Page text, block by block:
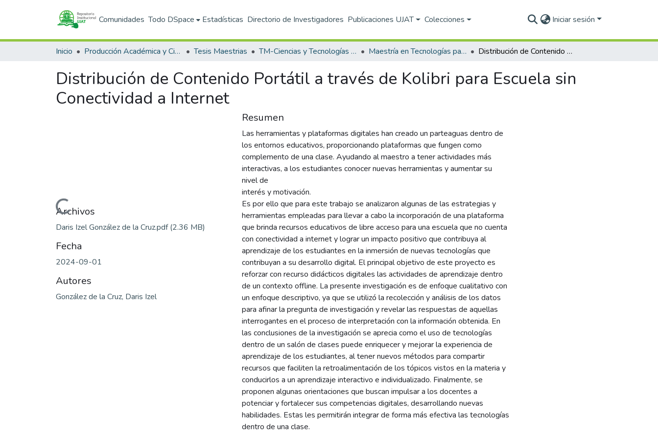
Comunidades Todo DSpace Estadísticas Directorio de Investigadores Publicaciones UJAT Colecciones Iniciar sesión
Inicio Producción Académica y Científica Tesis Maestrias TM-Ciencias y Tecnologías de la Información (DACYTI) Maestría en Tecnologías para el Aprendizaje y el Conocimiento (PNPC) Distribución de Contenido Portátil a través de Kolibri para Escuela sin Conectividad a Internet
Distribución de Contenido Portátil a través de Kolibri para Escuela sin
Conectividad a Internet
Cargando...
Archivos
Daris Izel González de la Cruz.pdf(2.36 MB)
Fecha
2024-09-01
Autores
González de la Cruz, Daris Izel
Resumen
Las herramientas y plataformas digitales han creado un parteaguas dentro de
los entornos educativos, proporcionando plataformas que fungen como
complemento de una clase. Ayudando al maestro a tener actividades más
interactivas, a los estudiantes conocer nuevas herramientas y aumentar su
nivel de
interés y motivación.
Es por ello que para este trabajo se analizaron algunas de las estrategias y
herramientas empleadas para llevar a cabo la incorporación de una plataforma
que brinda recursos educativos de libre acceso para una escuela que no cuenta
con conectividad a internet y lograr un impacto positivo que contribuya al
aprendizaje de los estudiantes en la inmersión de nuevas tecnologías que
contribuyan a su desarrollo digital. El principal objetivo de este proyecto es
reforzar con recurso didácticos digitales las actividades de aprendizaje dentro
de un contexto offline. La presente investigación es de enfoque cualitativo con
un enfoque descriptivo, ya que se utilizó la recolección y análisis de los datos
para afinar la pregunta de investigación y revelar las respuestas de aquellas
interrogantes en el proceso de interpretación con la información obtenida. En
las conclusiones de la investigación se aprecia como el uso de tecnologías
dentro de un salón de clases puede enriquecer y mejorar la experiencia de
aprendizaje de los estudiantes, al tener nuevos métodos para compartir
recursos que faciliten la retroalimentación de los tópicos vistos en la materia y
conducirlos a un aprendizaje interactivo e individualizado. Finalmente, se
proponen algunas orientaciones que buscan impulsar a los docentes a
potenciar y fortalecer sus competencias digitales, desarrollando nuevas
habilidades. Estas les permitirán integrar de forma más efectiva las tecnologías
dentro de una clase.